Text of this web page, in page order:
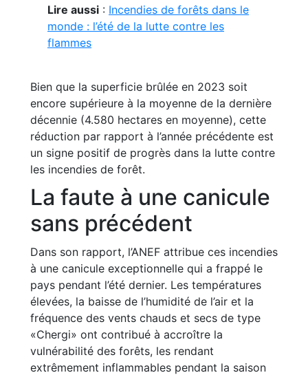
Lire aussi : Incendies de forêts dans le
monde : l’été de la lutte contre les
flammes
Bien que la superficie brûlée en 2023 soit
encore supérieure à la moyenne de la dernière
décennie (4.580 hectares en moyenne), cette
réduction par rapport à l’année précédente est
un signe positif de progrès dans la lutte contre
les incendies de forêt.
La faute à une canicule
sans précédent
Dans son rapport, l’ANEF attribue ces incendies
à une canicule exceptionnelle qui a frappé le
pays pendant l’été dernier. Les températures
élevées, la baisse de l’humidité de l’air et la
fréquence des vents chauds et secs de type
«Chergi» ont contribué à accroître la
vulnérabilité des forêts, les rendant
extrêmement inflammables pendant la saison